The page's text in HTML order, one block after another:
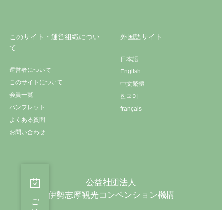
このサイト・運営組織につい
て
運営者について
このサイトについて
会員一覧
パンフレット
よくある質問
お問い合わせ
外国語サイト
日本語
English
中文繁體
한국어
français
公益社団法人
伊勢志摩観光コンベンション機構